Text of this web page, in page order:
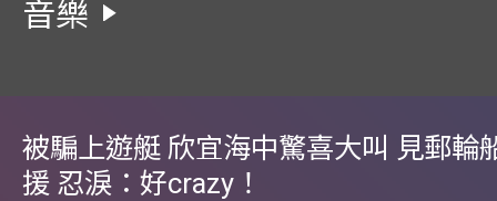
音樂
被騙上遊艇 欣宜海中驚喜大叫 見郵輪
援 忍淚：好crazy！